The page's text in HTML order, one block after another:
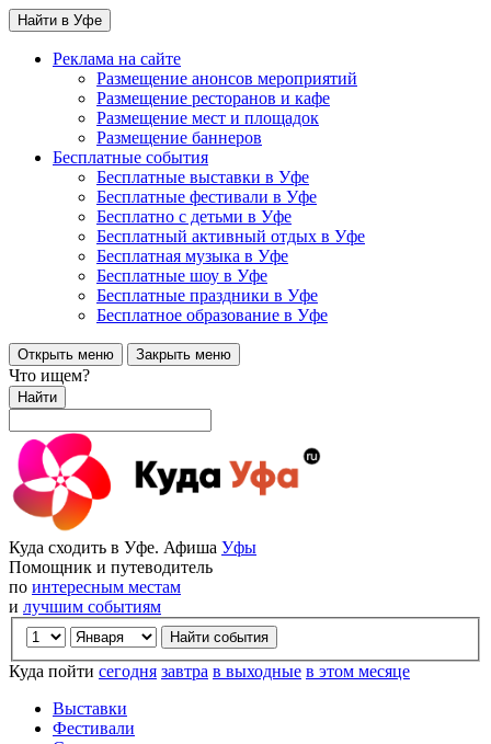
Найти в Уфе
Реклама на сайте
Размещение анонсов мероприятий
Размещение ресторанов и кафе
Размещение мест и площадок
Размещение баннеров
Бесплатные события
Бесплатные выставки в Уфе
Бесплатные фестивали в Уфе
Бесплатно с детьми в Уфе
Бесплатный активный отдых в Уфе
Бесплатная музыка в Уфе
Бесплатные шоу в Уфе
Бесплатные праздники в Уфе
Бесплатное образование в Уфе
Открыть меню Закрыть меню
Что ищем?
Найти
Куда сходить в Уфе. Афиша Уфы
Помощник и путеводитель
по интересным местам
и лучшим событиям
Куда пойти сегодня завтра в выходные в этом месяце
Выставки
Фестивали